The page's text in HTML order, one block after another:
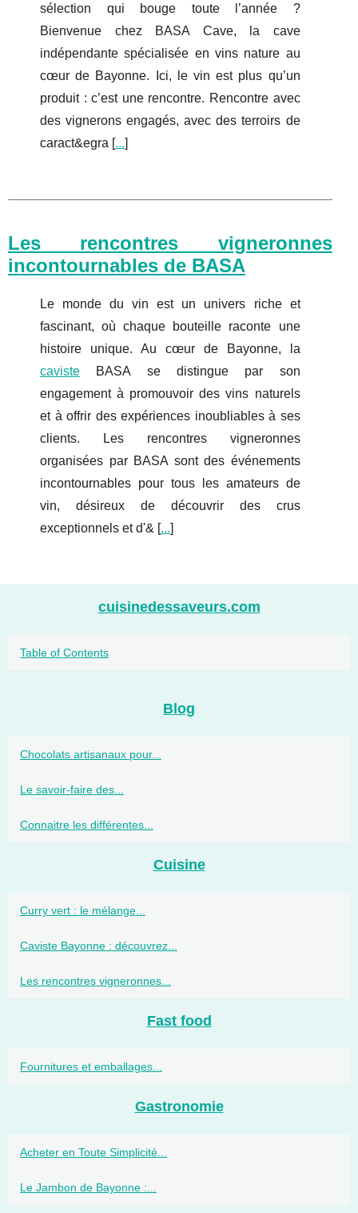
sélection qui bouge toute l’année ?
Bienvenue chez BASA Cave, la cave
indépendante spécialisée en vins nature au
cœur de Bayonne. Ici, le vin est plus qu’un
produit : c’est une rencontre. Rencontre avec
des vignerons engagés, avec des terroirs de
caract&egra [...]
Les rencontres vigneronnes
incontournables de BASA
Le monde du vin est un univers riche et
fascinant, où chaque bouteille raconte une
histoire unique. Au cœur de Bayonne, la
caviste BASA se distingue par son
engagement à promouvoir des vins naturels
et à offrir des expériences inoubliables à ses
clients. Les rencontres vigneronnes
organisées par BASA sont des événements
incontournables pour tous les amateurs de
vin, désireux de découvrir des crus
exceptionnels et d'& [...]
cuisinedessaveurs.com
Table of Contents
Blog
Chocolats artisanaux pour...
Le savoir-faire des...
Connaitre les différentes...
Cuisine
Curry vert : le mélange...
Caviste Bayonne : découvrez...
Les rencontres vigneronnes...
Fast food
Fournitures et emballages...
Gastronomie
Acheter en Toute Simplicité...
Le Jambon de Bayonne :...